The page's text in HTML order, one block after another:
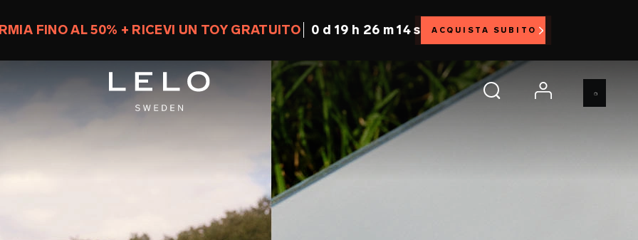
FINO AL 50% + RICEVI UN TOY GRATUITO 0 d 19 h 26 m 13 s ACQUISTA SUBITO
account